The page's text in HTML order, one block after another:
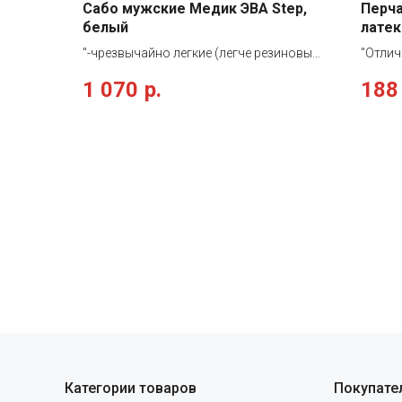
Сабо мужские Медик ЭВА Step,
белый
"-чрезвычайно легкие (легче резиновых
(стойкий к действию различных
1 070 р. 188
Категории товаров